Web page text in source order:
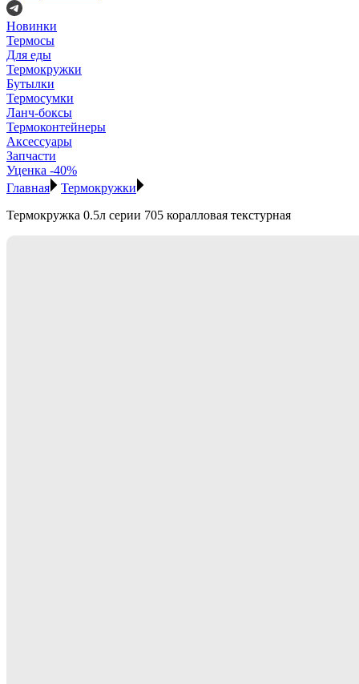
Новинки
Термосы
Для еды
Термокружки
Бутылки
Термосумки
Ланч-боксы
Термоконтейнеры
Аксессуары
Запчасти
Уценка -40%
Главная
Термокружки
Термокружка 0.5л серии 705 коралловая текстурная